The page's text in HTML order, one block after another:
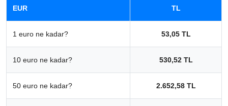
EUR TL
1 euro ne kadar? 53,05 TL
10 euro ne kadar? 530,52 TL
50 euro ne kadar? 2.652,58 TL